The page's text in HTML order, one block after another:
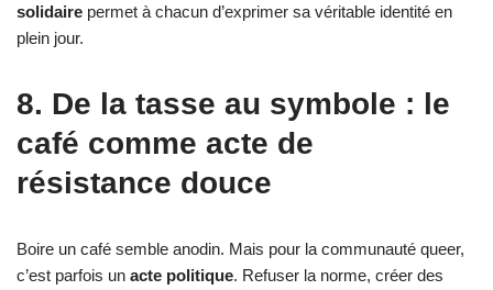
solidaire permet à chacun d’exprimer sa véritable identité en
plein jour.
8. De la tasse au symbole : le
café comme acte de
résistance douce
Boire un café semble anodin. Mais pour la communauté queer,
c’est parfois un acte politique. Refuser la norme, créer des